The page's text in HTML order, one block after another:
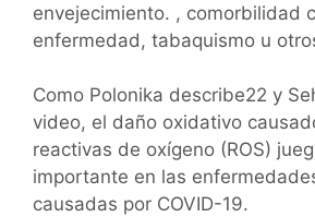
envejecimiento. , comorbilidad
enfermedad, tabaquismo u
Como Polonika describe22 y
video, el daño oxidativo
reactivas de oxígeno (ROS)
importante en las
causadas por COVID-19.